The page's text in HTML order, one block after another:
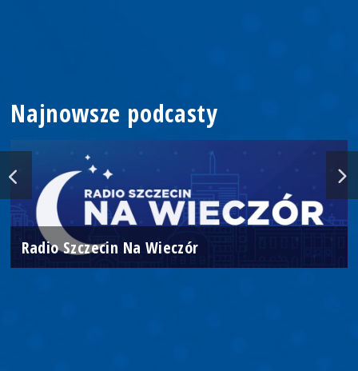
Najnowsze podcasty
Radio Szczecin Na Wieczór